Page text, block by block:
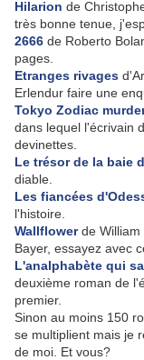
Hilarion de
très bonne tenue,
2666 de Roberto
pages.
Etranges rivages
Erlendur faire une
Tokyo Zodiac
dans lequel l'écrivain
devinettes.
Le trésor de la baie
diable.
Les fiancées
l'histoire.
Wallflowerde William
Bayer, essayez avec
L'analphabète qui
deuxième roman de
premier.
Sinon au moins 150
se multiplient mais je
de moi. Et vous?